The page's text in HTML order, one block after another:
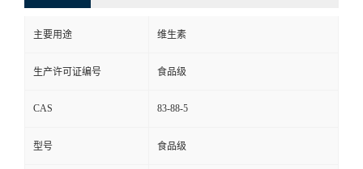
主要用途 维生素
生产许可证编号 食品级
CAS 83-88-5
型号 食品级